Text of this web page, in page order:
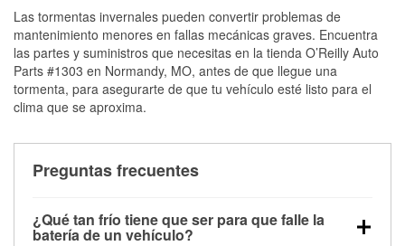
Las tormentas invernales pueden convertir problemas de
mantenimiento menores en fallas mecánicas graves. Encuentra
las partes y suministros que necesitas en la tienda O’Reilly Auto
Parts #1303 en Normandy, MO, antes de que llegue una
tormenta, para asegurarte de que tu vehículo esté listo para el
clima que se aproxima.
Preguntas frecuentes
¿Qué tan frío tiene que ser para que falle la
batería de un vehículo?